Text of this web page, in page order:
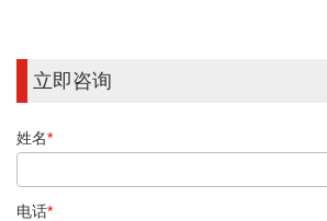
立即咨询
姓名*
电话*